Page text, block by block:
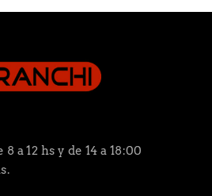
a 12 hs y de 14 a 18:00